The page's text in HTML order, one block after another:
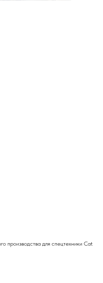
производства для спецтехники Cat